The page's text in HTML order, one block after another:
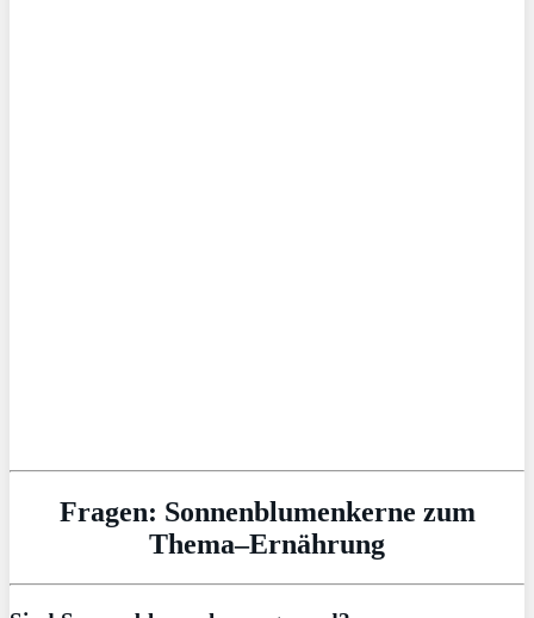
Fragen: Sonnenblumenkerne zum
Thema–Ernährung